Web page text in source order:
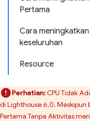
Pertama
Cara
keseluruhan
Resource
Perhatian:CPU Tidak
di Lighthouse 6.0. Meskipun
Pertama Tanpa Aktivitas